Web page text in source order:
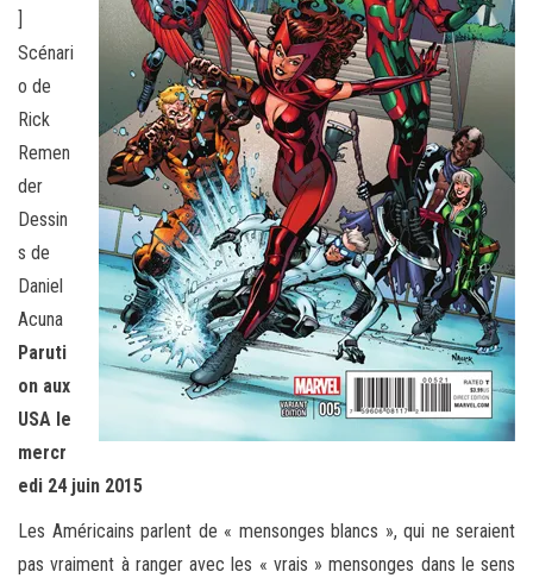
]
Scénari
o de
Rick
Remen
der
Dessin
s de
Daniel
Acuna
Paruti
on aux
USA le
mercr
edi 24 juin 2015
Les Américains parlent de « mensonges blancs », qui ne seraient
pas vraiment à ranger avec les « vrais » mensonges dans le sens